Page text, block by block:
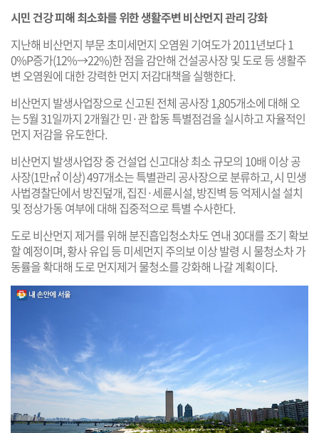
시민 건강 피해 최소화를 위한 생활주변 비산먼지 관리 강화
지난해 비산먼지 부문 초미세먼지 오염원 기여도가 2011년보다 1
0%P증가(12%→22%)한 점을 감안해 건설공사장 및 도로 등 생활주
변 오염원에 대한 강력한 먼지 저감대책을 실행한다.
비산먼지 발생사업장으로 신고된 전체 공사장 1,805개소에 대해 오
는 5월 31일까지 2개월간 민·관 합동 특별점검을 실시하고 자율적인
먼지 저감을 유도한다.
비산먼지 발생사업장 중 건설업 신고대상 최소 규모의 10배 이상 공
사장(1만㎡ 이상) 497개소는 특별관리 공사장으로 분류하고, 시 민생
사법경찰단에서 방진덮개, 집진·세륜시설, 방진벽 등 억제시설 설치
및 정상가동 여부에 대해 집중적으로 특별 수사한다.
도로 비산먼지 제거를 위해 분진흡입청소차도 연내 30대를 조기 확보
할 예정이며, 황사 유입 등 미세먼지 주의보 이상 발령 시 물청소차 가
동률을 확대해 도로 먼지제거 물청소를 강화해 나갈 계획이다.